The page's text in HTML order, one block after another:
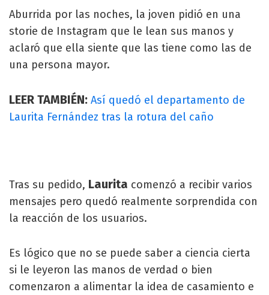
Aburrida por las noches, la joven pidió en una
storie de Instagram que le lean sus manos y
aclaró que ella siente que las tiene como las de
una persona mayor.
LEER TAMBIÉN: Así quedó el departamento de
Laurita Fernández tras la rotura del caño
Tras su pedido, Laurita comenzó a recibir varios
mensajes pero quedó realmente sorprendida con
la reacción de los usuarios.
Es lógico que no se puede saber a ciencia cierta
si le leyeron las manos de verdad o bien
comenzaron a alimentar la idea de casamiento e